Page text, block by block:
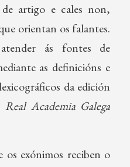
de artigo e cales non,
orientan os falantes.
ás fontes de
as definicións e
da edición
Academia Galega
os exónimos reciben o